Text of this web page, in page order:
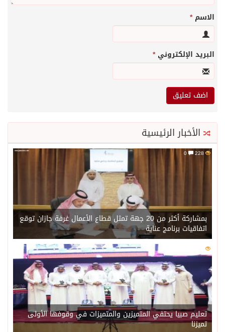
الاسم*
البريد الإلكتروني*
الأخبار الرئيسية
228
بمشاركة أكثر من 20 جهة تمثل قطاع الأعمال غرفة جازان توقع
اتفاقيات برنامج عناية
202
تعليم صبيا يحتفي المتميزين والمتميزات في وقوفها الأولى
تميزنا